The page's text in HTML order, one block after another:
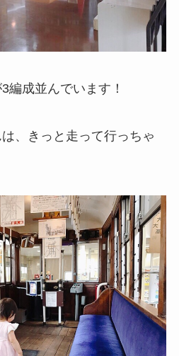
成並んでいます！
、きっと走って行っちゃ